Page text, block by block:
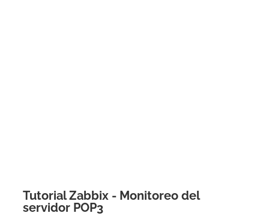
Tutorial Zabbix - Monitoreo del
servidor POP3